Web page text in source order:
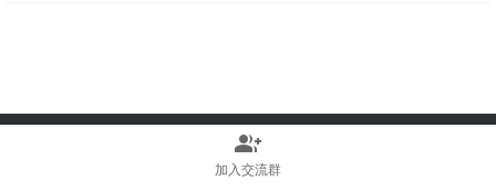
Copyright © 2022-2025 Stable Diffusion中文网 版权所有
group_add
加入交流群